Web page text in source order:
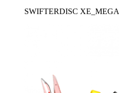
SWIFTERDISC XE_MEGA